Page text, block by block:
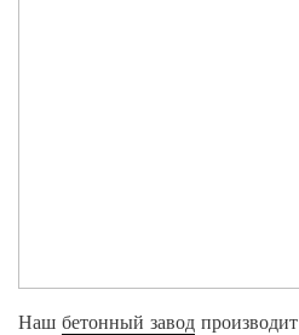
Наш бетонный завод производит